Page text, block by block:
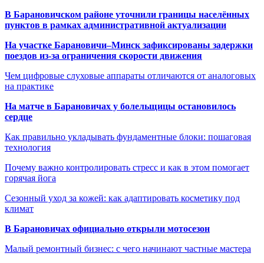
В Барановичском районе уточнили границы населённых
пунктов в рамках административной актуализации
На участке Барановичи–Минск зафиксированы задержки
поездов из-за ограничения скорости движения
Чем цифровые слуховые аппараты отличаются от аналоговых
на практике
На матче в Барановичах у болельщицы остановилось
сердце
Как правильно укладывать фундаментные блоки: пошаговая
технология
Почему важно контролировать стресс и как в этом помогает
горячая йога
Сезонный уход за кожей: как адаптировать косметику под
климат
В Барановичах официально открыли мотосезон
Малый ремонтный бизнес: с чего начинают частные мастера